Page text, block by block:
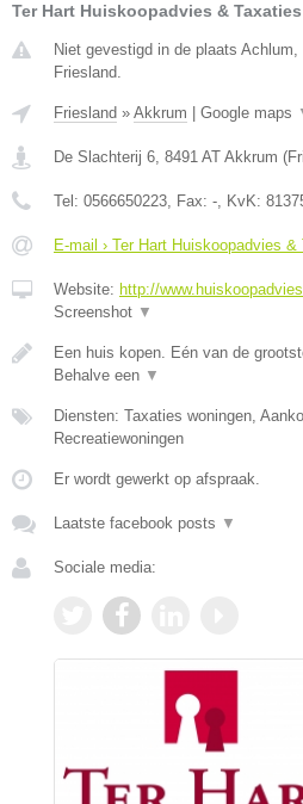
Ter Hart Huiskoopadvies & Taxaties
Niet gevestigd in de plaats
Friesland.
Friesland » Akkrum Google maps
De Slachterij 6, 8491 AT Akkrum (
Tel: 0566650223, Fax: -, KvK:
E-mail › Ter Hart Huiskoopadvies &
Website: http://
Screenshot ▼
Een huis kopen. Eén van de
Behalve een ▼
Diensten: Taxaties woningen,
Recreatiewoningen
Er wordt gewerkt op afspraak.
Laatste facebook posts ▼
Sociale media: